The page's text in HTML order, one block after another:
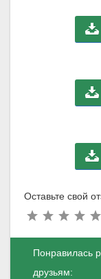
Оставьте свой
Понравилась
друзьям: